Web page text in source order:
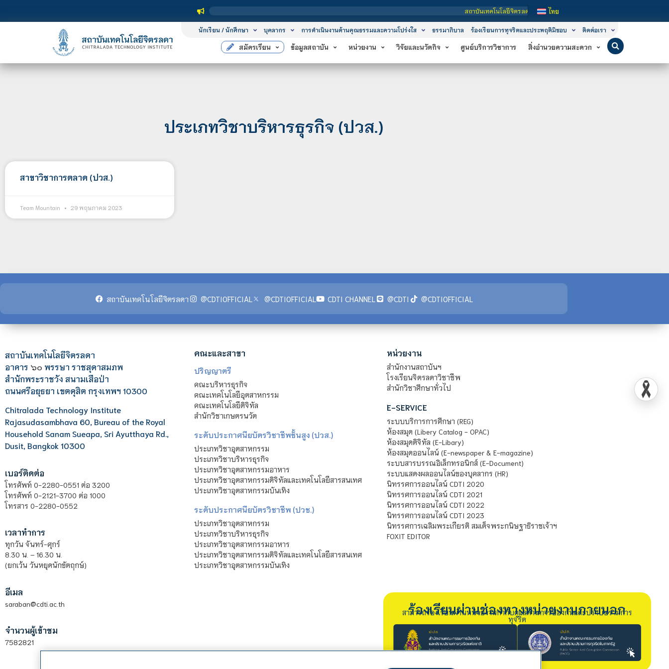
สถาบันเทคโนโลยีจิตรลดา เป็นสถาบันอุดมศึกษาในกำกับของรัฐ เปิดหลักสูตรกา
ไทย
นักเรียน / นักศึกษา บุคลากร การดำเนินงานด้านคุณธรรมและความโปร่งใส ธรรมาภิบาล ร้องเรียนการทุจริตและประพฤติมิชอบ ติดต่อเรา
สมัครเรียน ข้อมูลสถาบัน หน่วยงาน วิจัยและนวัตกิจ ศูนย์บริการวิชาการ สิ่งอำนวยความสะดวก
ประเภทวิชาบริหารธุรกิจ (ปวส.)
สาขาวิชาการตลาด (ปวส.)
Team Mountain 29 พฤษภาคม 2023
สถาบันเทคโนโลยีจิตรลดา @CDTIOFFICIAL @CDTIOFFICIAL CDTI CHANNEL @CDTI @CDTIOFFICIAL
สถาบันเทคโนโลยีจิตรลดา
อาคาร ๖๐ พรรษา ราชสุดาสมภพ
สำนักพระราชวัง สนามเสือป่า
ถนนศรีอยุธยา เขตดุสิต กรุงเทพฯ 10300
Chitralada Technology Institute
Rajasudasambhava 60, Bureau of the Royal
Household Sanam Sueapa, Sri Ayutthaya Rd.,
Dusit, Bangkok 10300
เบอร์ติดต่อ
โทรศัพท์ 0-2280-0551 ต่อ 3200
โทรศัพท์ 0-2121-3700 ต่อ 1000
โทรสาร 0-2280-0552
เวลาทำการ
ทุกวัน จันทร์-ศุกร์
8.30 น. – 16.30 น.
(ยกเว้น วันหยุดนักขัตฤกษ์)
อีเมล
saraban@cdti.ac.th
จำนวนผู้เข้าชม
7582821
คณะและสาขา
ปริญญาตรี
คณะบริหารธุรกิจ
คณะเทคโนโลยีอุตสาหกรรม
คณะเทคโนโลยีดิจิทัล
สำนักวิชาเกษตรนวัต
ระดับประกาศนียบัตรวิชาชีพชั้นสูง (ปวส.)
ประเภทวิชาอุตสาหกรรม
ประเภทวิชาบริหารธุรกิจ
ประเภทวิชาอุตสาหกรรมอาหาร
ประเภทวิชาอุตสาหกรรมดิจิทัลและเทคโนโลยีสารสนเทศ
ประเภทวิชาอุตสาหกรรมบันเทิง
ระดับประกาศนียบัตรวิชาชีพ (ปวช.)
ประเภทวิชาอุตสาหกรรม
ประเภทวิชาบริหารธุรกิจ
ประเภทวิชาอุตสาหกรรมอาหาร
ประเภทวิชาอุตสาหกรรมดิจิทัลและเทคโนโลยีสารสนเทศ
ประเภทวิชาอุตสาหกรรมบันเทิง
หน่วยงาน
สำนักงานสถาบันฯ
โรงเรียนจิตรลดาวิชาชีพ
สำนักวิชาศึกษาทั่วไป
E-SERVICE
ระบบบริการการศึกษา (REG)
ห้องสมุด (Libery Catalog - OPAC)
ห้องสมุดดิจิทัล (E-Libary)
ห้องสมุดออนไลน์ (E-newspaper & E-magazine)
ระบบสารบรรณอิเล็กทรอนิกส์ (E-Document)
ระบบแสดงผลออนไลน์ของบุคลากร (HR)
นิทรรศการออนไลน์ CDTI 2020
นิทรรศการออนไลน์ CDTI 2021
นิทรรศการออนไลน์ CDTI 2022
นิทรรศการออนไลน์ CDTI 2023
นิทรรศการเฉลิมพระเกียรติ สมเด็จพระกนิษฐาธิราชเจ้าฯ
FOXIT EDITOR
ร้องเรียนผ่านช่องทางหน่วยงานภายนอก
สามารถร้องเรียนผ่านหน่วยงานกำกับดูแลด้านการป้องกันและปราบปรามการ
ทุจริต